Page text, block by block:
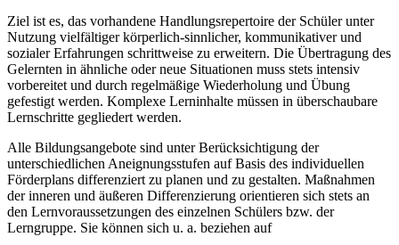
Ziel ist es, das vorhandene Handlungsrepertoire der Schüler unter
Nutzung vielfältiger körperlich-sinnlicher, kommunikativer und
sozialer Erfahrungen schrittweise zu erweitern. Die Übertragung des
Gelernten in ähnliche oder neue Situationen muss stets intensiv
vorbereitet und durch regelmäßige Wiederholung und Übung
gefestigt werden. Komplexe Lerninhalte müssen in überschaubare
Lernschritte gegliedert werden.
Alle Bildungsangebote sind unter Berücksichtigung der
unterschiedlichen Aneignungsstufen auf Basis des individuellen
Förderplans differenziert zu planen und zu gestalten. Maßnahmen
der inneren und äußeren Differenzierung orientieren sich stets an
den Lernvoraussetzungen des einzelnen Schülers bzw. der
Lerngruppe. Sie können sich u. a. beziehen auf